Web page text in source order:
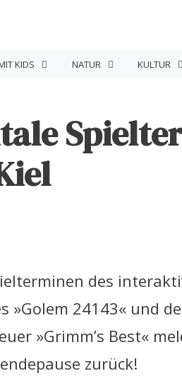
KIDS NATUR KULTUR
des
»Golem 24143« und
»Grimm’s Best«
zurück!